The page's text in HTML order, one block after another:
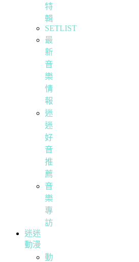
特
輯
SETLIST
最
新
音
樂
情
報
迷
迷
好
音
推
薦
音
樂
專
訪
迷迷
動漫
動